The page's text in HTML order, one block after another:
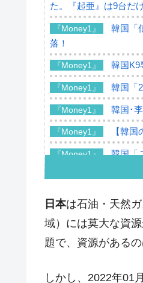
た。『起亜』は9台だ
『Money1』
韓国「
落！
『Money1』 韓国K9
『Money1』 韓国「
『Money1』 韓国･
『Money1』 【韓
『Money1』 韓国「
『Money1』 韓国は
『Money1』 『韓国
『Money1』 韓国･
日本は石油・天然
域）には莫大な資
題で、資源がある
しかし、2022年01